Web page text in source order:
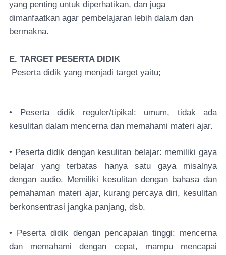
yang penting untuk diperhatikan, dan juga
dimanfaatkan agar pembelajaran lebih dalam dan
bermakna.
E. TARGET PESERTA DIDIK
Peserta didik yang menjadi target yaitu;
• Peserta didik reguler/tipikal: umum, tidak ada
kesulitan dalam mencerna dan memahami materi ajar.
• Peserta didik dengan kesulitan belajar: memiliki gaya
belajar yang terbatas hanya satu gaya misalnya
dengan audio. Memiliki kesulitan dengan bahasa dan
pemahaman materi ajar, kurang percaya diri, kesulitan
berkonsentrasi jangka panjang, dsb.
• Peserta didik dengan pencapaian tinggi: mencerna
dan memahami dengan cepat, mampu mencapai